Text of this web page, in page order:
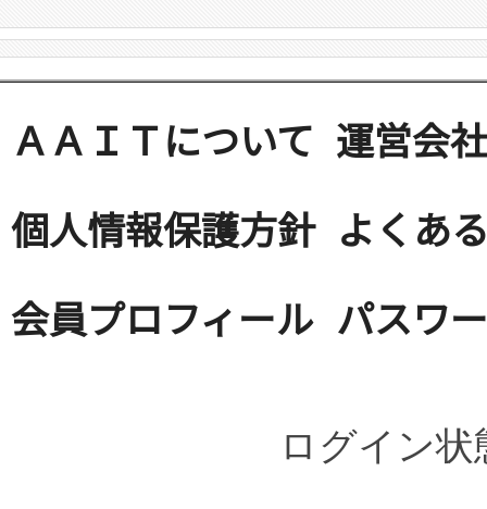
ＡＡＩＴについて 運営会社
個人情報保護方針 よくあ
会員プロフィール パスワ
ログイン